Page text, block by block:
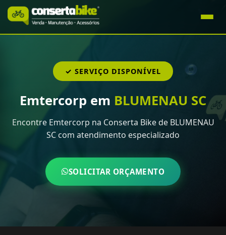
✓ SERVIÇO DISPONÍVEL
Emtercorp em BLUMENAU SC
Encontre Emtercorp na Conserta Bike de BLUMENAU
SC com atendimento especializado
SOLICITAR ORÇAMENTO